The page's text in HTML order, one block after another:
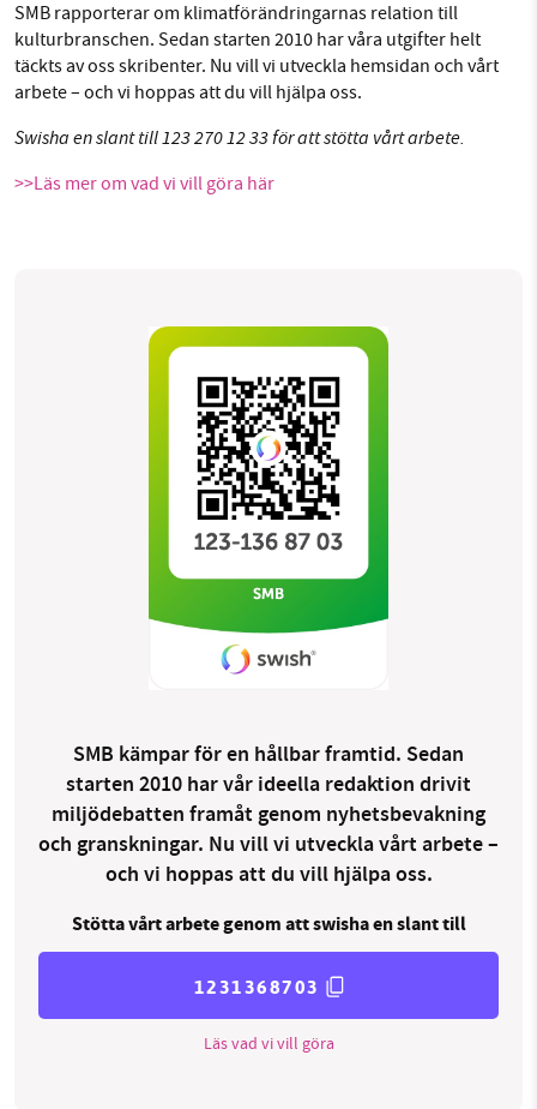
SMB rapporterar om klimatförändringarnas relation till
kulturbranschen. Sedan starten 2010 har våra utgifter helt
täckts av oss skribenter. Nu vill vi utveckla hemsidan och vårt
arbete – och vi hoppas att du vill hjälpa oss.
Swisha en slant till 123 270 12 33 för att stötta vårt arbete.
>>Läs mer om vad vi vill göra här
SMB kämpar för en hållbar framtid. Sedan
starten 2010 har vår ideella redaktion drivit
miljödebatten framåt genom nyhetsbevakning
och granskningar. Nu vill vi utveckla vårt arbete –
och vi hoppas att du vill hjälpa oss.
Stötta vårt arbete genom att swisha en slant till
1231368703
Läs vad vi vill göra